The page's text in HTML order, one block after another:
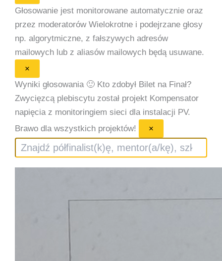
Głosowanie jest monitorowane automatycznie oraz
przez moderatorów Wielokrotne i podejrzane głosy
np. algorytmiczne, z fałszywych adresów
mailowych lub z aliasów mailowych będą usuwane.
×
Wyniki głosowania 🙂 Kto zdobył Bilet na Finał?
Zwycięzcą plebiscytu został projekt Kompensator
napięcia z monitoringiem sieci dla instalacji PV.
Brawo dla wszystkich projektów!
×
Szukaj